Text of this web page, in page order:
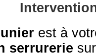
est à
serrurerie